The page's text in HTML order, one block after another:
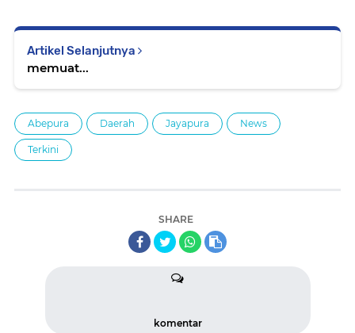
Artikel Selanjutnya
memuat...
Abepura Daerah Jayapura News
Terkini
SHARE
komentar